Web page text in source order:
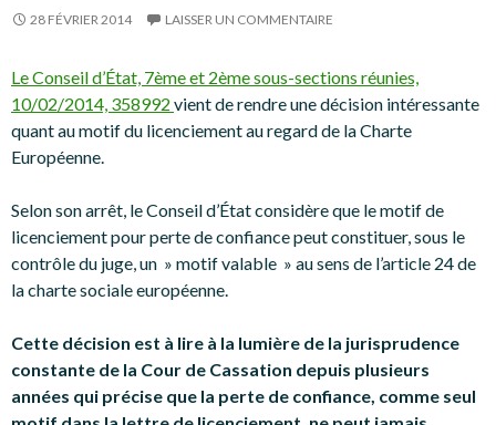
28 FÉVRIER 2014 LAISSER UN COMMENTAIRE
Le Conseil d’État, 7ème et 2ème sous-sections réunies,
10/02/2014, 358992 vient de rendre une décision intéressante
quant au motif du licenciement au regard de la Charte
Européenne.
Selon son arrêt, le Conseil d’État considère que le motif de
licenciement pour perte de confiance peut constituer, sous le
contrôle du juge, un » motif valable » au sens de l’article 24 de
la charte sociale européenne.
Cette décision est à lire à la lumière de la jurisprudence
constante de la Cour de Cassation depuis plusieurs
années qui précise que la perte de confiance, comme seul